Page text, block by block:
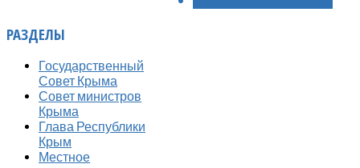
РАЗДЕЛЫ
Государственный
Совет Крыма
Совет министров
Крыма
Глава Республики
Крым
Местное